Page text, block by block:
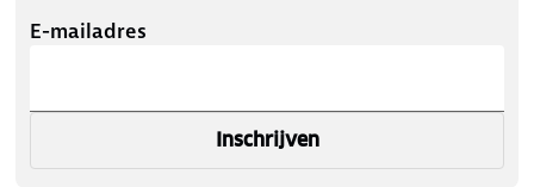
E-mailadres
Inschrijven